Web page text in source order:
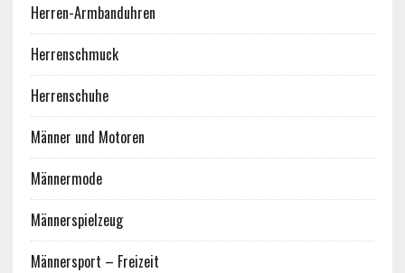
Herren-Armbanduhren
Herrenschmuck
Herrenschuhe
Männer und Motoren
Männermode
Männerspielzeug
Männersport – Freizeit